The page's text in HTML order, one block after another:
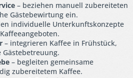
– beziehen manuell zubereiteten
Gästebewirtung ein.
individuelle Unterkunftskonzepte
– integrieren Kaffee in Frühstück,
– begleiten gemeinsame
zubereitetem Kaffee.